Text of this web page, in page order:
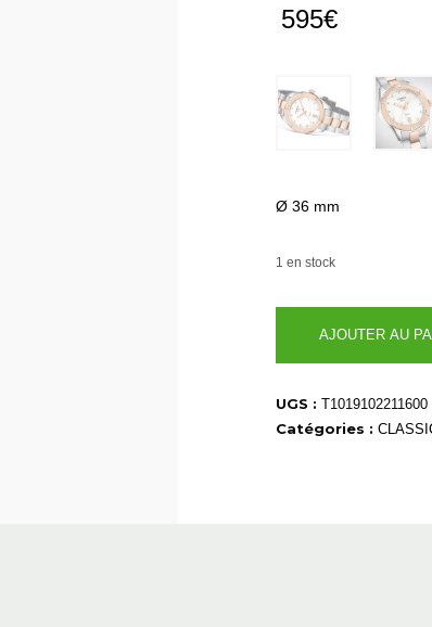
595€
Ø 36 mm
1 en stock
T1019102211600
AJOUTER AU
UGS : T1019102211600
Catégories :